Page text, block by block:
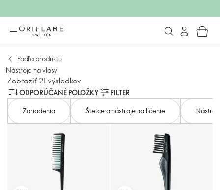
Podľa produktu
Nástroje na vlasy
Zobraziť 21 výsledkov
ODPORÚČANÉ POLOŽKY
FILTER
Zariadenia
Štetce a nástroje na líčenie